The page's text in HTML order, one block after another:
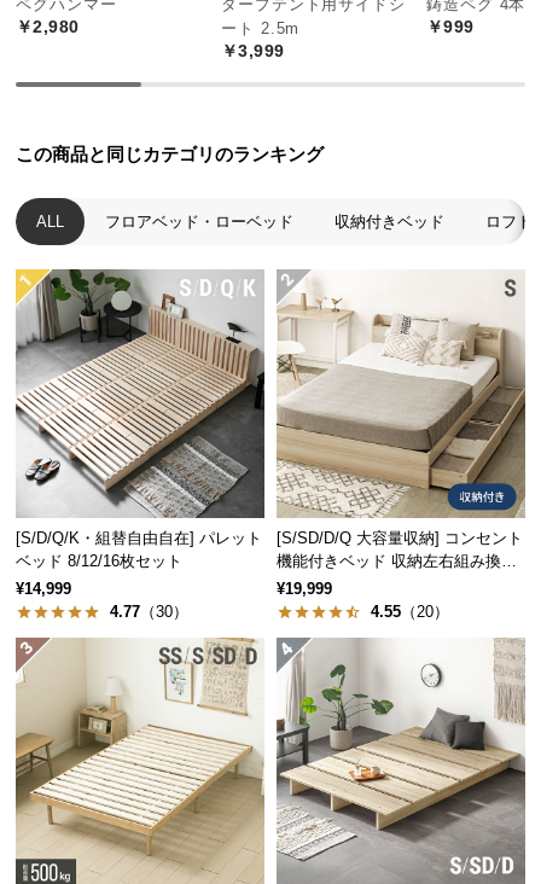
中
型
品
配
に
つ
て
小
型
商
品
の
配
に
つ
い
て
設
置
サ
ー
ス
日本
天然のい草が香る畳ベッド
い草の自然な色彩や心地よい香りに癒される畳ベッ
ド。お部屋にさりげなく和を取り入れることができ
美しい木目調のデザイン
ベッドフレームには優しい風合いの木目を施し、現
代の生活にも取り入れやすいデザインに仕上げまし
た。
ペグハンマー
￥2,980
タープテント用サイドシ
ート 2.5m
￥3,999
鋳造ペグ 4本
￥999
この商品と同じカテゴリのランキング
ALL フロアベッド・ローベッド 収納付きベッド ロフト
[S/D/Q/K・組替自由自在] パレット
ベッド 8/12/16枚セット
¥14,999
4.77 （30）
[S/SD/D/Q 大容量収納] コンセント
機能付きベッド 収納左右組み換え
可能
¥19,999
4.55 （20）